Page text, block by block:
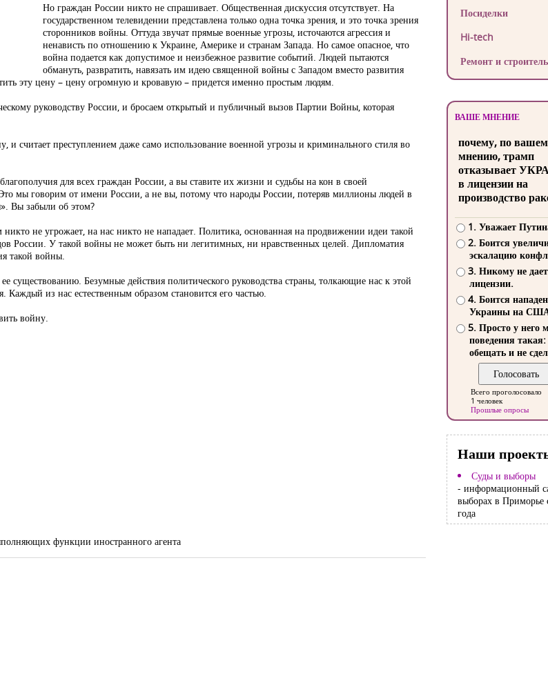
Но граждан России никто не спрашивает. Общественная дискуссия отсутствует. На
государственном телевидении представлена только одна точка зрения, и это точка зрения
сторонников войны. Оттуда звучат прямые военные угрозы, источаются агрессия и
ненависть по отношению к Украине, Америке и странам Запада. Но самое опасное, что
война подается как допустимое и неизбежное развитие событий. Людей пытаются
обмануть, развратить, навязать им идею священной войны с Западом вместо развития
эту цену – цену огромную и кровавую – придется именно простым людям.
руководству России, и бросаем открытый и публичный вызов Партии Войны, которая
считает преступлением даже само использование военной угрозы и криминального стиля во
для всех граждан России, а вы ставите их жизни и судьбы на кон в своей
мы говорим от имени России, а не вы, потому что народы России, потеряв миллионы людей в
Вы забыли об этом?
не угрожает, на нас никто не нападает. Политика, основанная на продвижении идеи такой
России. У такой войны не может быть ни легитимных, ни нравственных целей. Дипломатия
такой войны.
существованию. Безумные действия политического руководства страны, толкающие нас к этой
из нас естественным образом становится его частью.
войну.
функции иностранного агента
Посиделки
Hi-tech
Ремонт и
ВАШЕ МНЕНИЕ
почему, по
мнению, трамп
отказывает
в лицензии на
производство
1. Уважает
2. Боится
эскалацию
3. Никому не
лицензии.
4. Боится
Украины на
5. Просто у него
поведения такая:
обещать и не
Всего проголосовало
1 человек
Прошлые опросы
Наши
Суды и выборы
- информационный
выборах в Приморье
года